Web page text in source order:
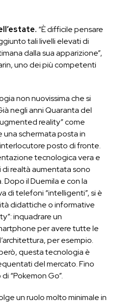
“È difficile pensare
tali livelli elevati di
dalla sua apparizione”,
uno dei più competenti
non nuovissima che si
negli anni Quaranta del
reality” come
schermata posta in
posto di fronte.
tecnologica vera e
realtà aumentata sono
il Duemila e con la
di telefoni “intelligenti”, si è
didattiche o informative
inquadrare un
per avere tutte le
per esempio.
questa tecnologia è
del mercato. Fino
“Pokemon Go”.
un ruolo molto minimale in